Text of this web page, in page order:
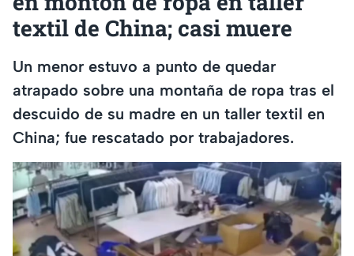
textil de China; casi muere
Un menor estuvo a punto de quedar
atrapado sobre una montaña de ropa tras el
descuido de su madre en un taller textil en
China; fue rescatado por trabajadores.